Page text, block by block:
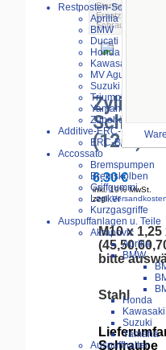
Restposten-
Aprilia
BMW
Ducati
Honda
Kawasaki
MV Agusta
Suzuki
Triumph
Yamaha
Zubehör
Additive-ERC-Bike
ERC-Bike Additive
Accossato
Bremspumpen
Bremskolben
Griffgummi
Lenker
Kurzgasgriffe
Auspuffanlagen u. Teile
Akrapovic
Aprilia
BMW
Honda
Kawasaki
Suzuki
Yamaha
Auspuffhalter
Startseite
Ersatzkappen-
Schraube M10 x
(12.9)
6.30 €
inkl. 19% MwSt.
zzgl.Versandkosten
M10 x 1,25
bitte
Stahl
Schraube